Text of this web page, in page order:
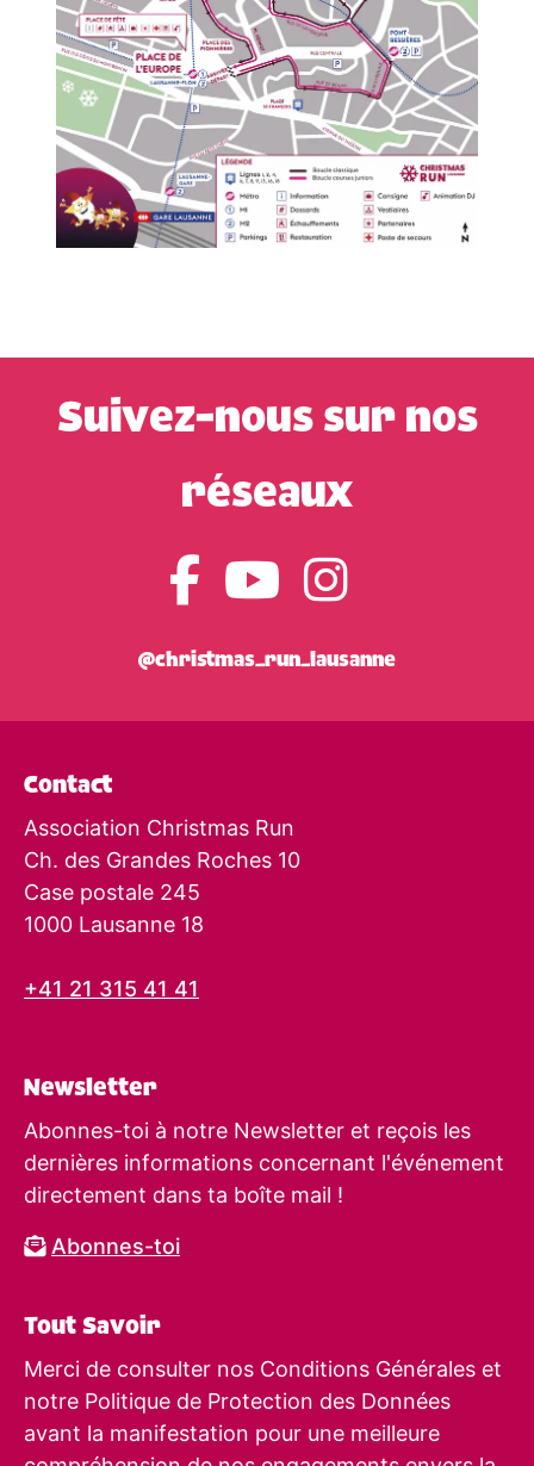
Suivez-nous sur nos
réseaux
@christmas_run_lausanne
Contact
Association Christmas Run
Ch. des Grandes Roches 10
Case postale 245
1000 Lausanne 18
+41 21 315 41 41
Newsletter
Abonnes-toi à notre Newsletter et reçois les
dernières informations concernant l'événement
directement dans ta boîte mail !
Abonnes-toi
Tout Savoir
Merci de consulter nos Conditions Générales et
notre Politique de Protection des Données
avant la manifestation pour une meilleure